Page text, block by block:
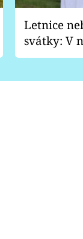
Letnice
svátky: V
pondělí